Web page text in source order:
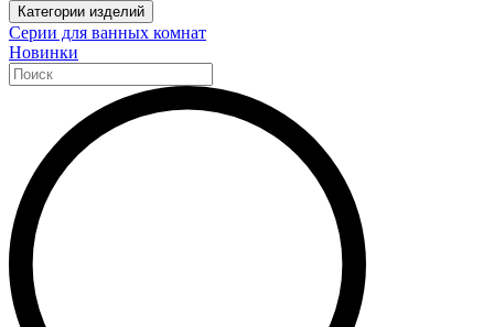
Категории изделий
Серии для ванных комнат
Новинки